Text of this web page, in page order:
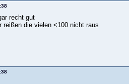
recht gut
reißen die vielen <100 nicht raus